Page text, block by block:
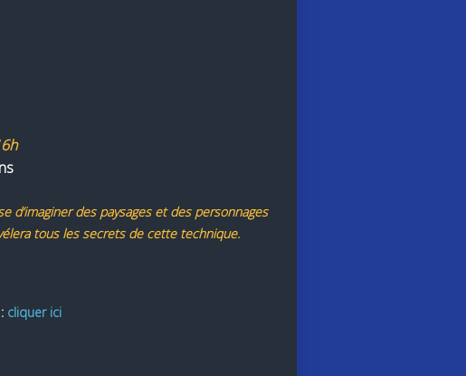
d’imaginer des paysages et des personnages
tous les secrets de cette technique.
cliquer ici